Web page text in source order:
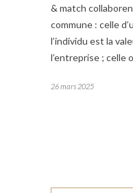
& match
commune : celle
l’individu est la
l’entreprise ; celle
26 mars 2025